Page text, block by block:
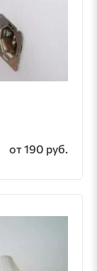
от 190 руб.